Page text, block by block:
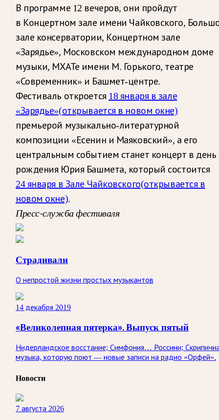
В программе 12 вечеров, они пройдут
в Концертном зале имени Чайковского,
зале консерватории, Концертном зале
«Зарядье», Московском международном доме
музыки, МХАТе имени М. Горького, театре
«Современник» и Башмет-центре.
Фестиваль откроется 18 января в зале
«Зарядье»(открывается в новом окне)
премьерой музыкально-литературной
композиции «Есенин и Маяковский», а его
центральным событием станет концерт в день
рождения Юрия Башмета, который состоится
24 января в Зале Чайковского(открывается в
новом окне).
Пресс-служба фестиваля
Страдивали
О непростой жизни простых музыкантов
14 декабря 2019
«Великолепная пятерка». Выпуск пятый
Нидерландское восстание; Симфония… Россини;
музыка, которую поют — новые записи на радио «Орфей».
Новости
7 августа 2026